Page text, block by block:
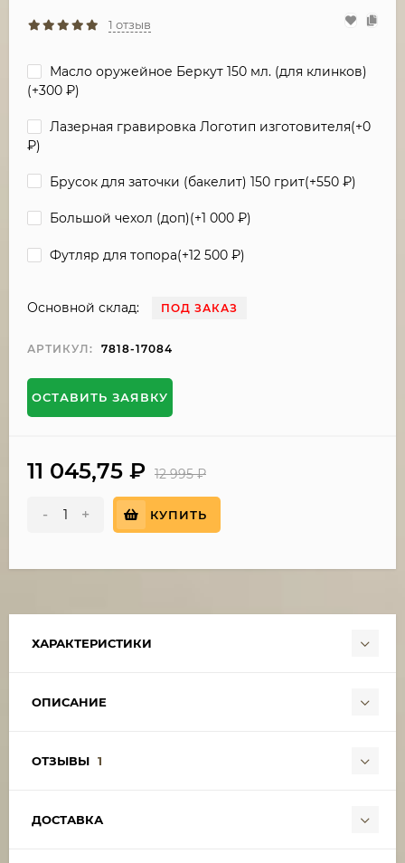
1 отзыв
Масло оружейное Беркут 150 мл. (для клинков)
(+300 ₽)
Лазерная гравировка Логотип изготовителя(+0
₽)
Брусок для заточки (бакелит) 150 грит(+550 ₽)
Большой чехол (доп)(+1 000 ₽)
Футляр для топора(+12 500 ₽)
Основной склад: ПОД ЗАКАЗ
АРТИКУЛ: 7818-17084
ОСТАВИТЬ ЗАЯВКУ
11 045,75 ₽ 12 995₽
- + КУПИТЬ
ХАРАКТЕРИСТИКИ
ОПИСАНИЕ
ОТЗЫВЫ 1
ДОСТАВКА